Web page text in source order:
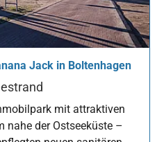
Jack in Boltenhagen
mit attraktiven
nahe der Ostseeküste –